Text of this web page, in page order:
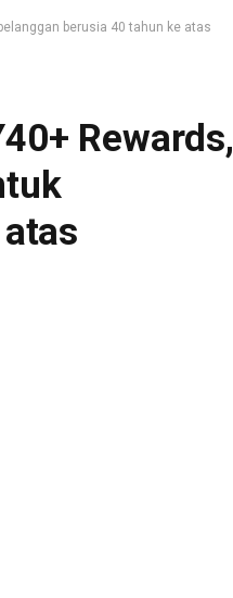
berusia 40 tahun ke atas
Rewards,